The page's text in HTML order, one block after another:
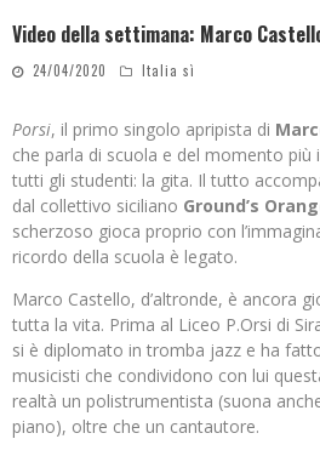
Video della settimana: Marco
24/04/2020 Italia sì
Porsi, il primo singolo apripista di
che parla di scuola e del momento
tutti gli studenti: la gita. Il tutto
dal collettivo siciliano Ground’s
scherzoso gioca proprio con
ricordo della scuola è legato.
Marco Castello, d’altronde, è ancora
tutta la vita. Prima al Liceo P.Orsi di
si è diplomato in tromba jazz e ha
musicisti che condividono con lui
realtà un polistrumentista (suona
piano), oltre che un cantautore.